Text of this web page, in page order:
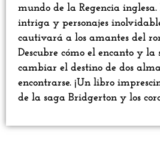
mundo de la Regencia
intriga y personajes
cautivará a los amantes del
Descubre cómo el encanto y la
cambiar el destino de dos
encontrarse. ¡Un libro
de la saga Bridgerton y los